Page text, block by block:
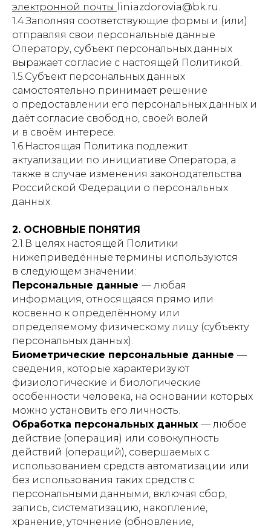
электронной почты
liniazdorovia@bk.ru.
1.4.Заполняя соответствующие формы и (или)
отправляя свои персональные данные
Оператору, субъект персональных данных
выражает согласие с настоящей Политикой.
1.5.Субъект персональных данных
самостоятельно принимает решение
о предоставлении его персональных данных и
даёт согласие свободно, своей волей
и в своём интересе.
1.6.Настоящая Политика подлежит
актуализации по инициативе Оператора, а
также в случае изменения законодательства
Российской Федерации о персональных
данных.
2. ОСНОВНЫЕ ПОНЯТИЯ
2.1.В целях настоящей Политики
нижеприведённые термины используются
в следующем значении:
Персональные данные — любая
информация, относящаяся прямо или
косвенно к определённому или
определяемому физическому лицу (субъекту
персональных данных).
Биометрические персональные данные —
сведения, которые характеризуют
физиологические и биологические
особенности человека, на основании которых
можно установить его личность.
Обработка персональных данных — любое
действие (операция) или совокупность
действий (операций), совершаемых с
использованием средств автоматизации или
без использования таких средств с
персональными данными, включая сбор,
запись, систематизацию, накопление,
хранение, уточнение (обновление,